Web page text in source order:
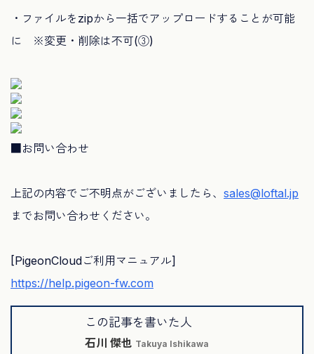
・ファイルをzipから一括でアップロードすることが可能
に ※変更・削除は不可(③)
■お問い合わせ
上記の内容でご不明点がございましたら、 sales@loftal.jp
までお問い合わせください。
[PigeonCloudご利用マニュアル]
https://help.pigeon-fw.com
この記事を書いた人
石川 傑也 Takuya Ishikawa